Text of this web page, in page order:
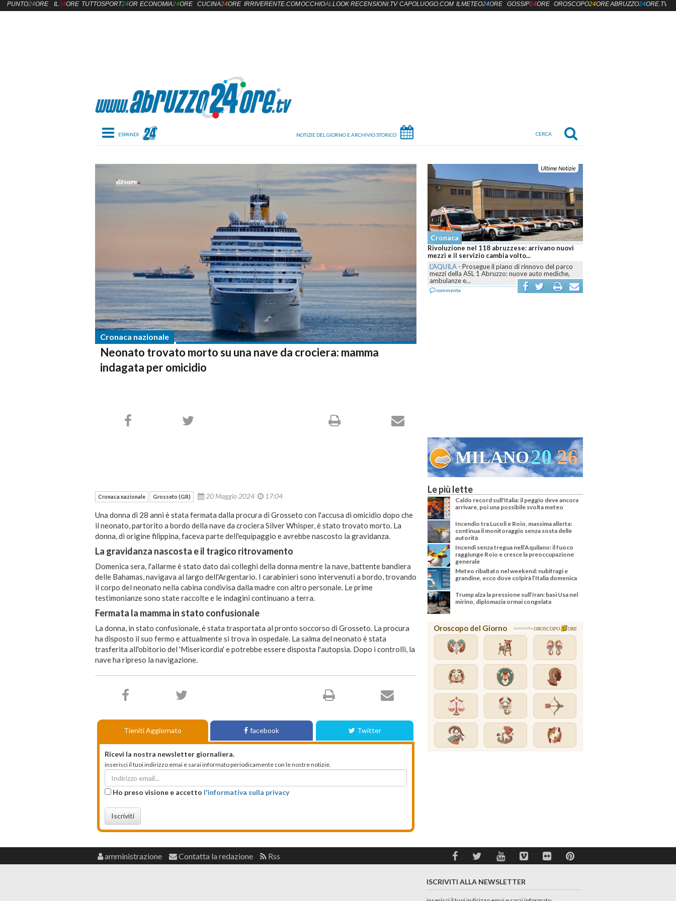
Toggle navigation
Cronaca nazionale
Neonato trovato morto su una nave da crociera: mamma
indagata per omicidio
Ultime Notizie
Cronaca
Rivoluzione nel 118 abruzzese: arrivano nuovi
mezzi e il servizio cambia volto...
L'AQUILA - Prosegue il piano di rinnovo del parco
mezzi della ASL 1 Abruzzo: nuove auto mediche,
ambulanze e...
commenta
MILANO20 26
Cronaca nazionale Grosseto (GR) 20 Maggio 2024 17:04
Una donna di 28 anni è stata fermata dalla procura di Grosseto con l'accusa di omicidio dopo che
il neonato, partorito a bordo della nave da crociera Silver Whisper, è stato trovato morto. La
donna, di origine filippina, faceva parte dell'equipaggio e avrebbe nascosto la gravidanza.
La gravidanza nascosta e il tragico ritrovamento
Domenica sera, l'allarme è stato dato dai colleghi della donna mentre la nave, battente bandiera
delle Bahamas, navigava al largo dell'Argentario. I carabinieri sono intervenuti a bordo, trovando
il corpo del neonato nella cabina condivisa dalla madre con altro personale. Le prime
testimonianze sono state raccolte e le indagini continuano a terra.
Fermata la mamma in stato confusionale
La donna, in stato confusionale, è stata trasportata al pronto soccorso di Grosseto. La procura
ha disposto il suo fermo e attualmente si trova in ospedale. La salma del neonato è stata
trasferita all'obitorio del 'Misericordia' e potrebbe essere disposta l'autopsia. Dopo i controlli, la
nave ha ripreso la navigazione.
Tieniti Aggiornato facebook Twitter
Ricevi la nostra newsletter giornaliera.
inserisci il tuoi indirizzo emai e sarai informato periodicamente con le nostre notizie.
Ho preso visione e accetto l'informativa sulla privacy
Iscriviti
Le più lette
Caldo record sull'Italia: il peggio deve ancora
arrivare, poi una possibile svolta meteo
Incendio tra Lucoli e Roio, massima allerta:
continua il monitoraggio senza sosta delle
autorità
Incendi senza tregua nell’Aquilano: il fuoco
raggiunge Roio e cresce la preoccupazione
generale
Meteo ribaltato nel weekend: nubifragi e
grandine, ecco dove colpirà l’Italia domenica
Trump alza la pressione sull’Iran: basi Usa nel
mirino, diplomazia ormai congelata
Oroscopo del Giorno powered byOROSCOPO ORE
PUNTO24ORE IL24ORE TUTTOSPORT24OREECONOMIA24ORE CUCINA24ORE IRRIVERENTE.COMOCCHIOALLOOK RECENSIONI.TV CAPOLUOGO.COM ILMETEO24ORE GOSSIP24ORE OROSCOPO24OREABRUZZO24ORE.TV
amministrazione Contatta la redazione Rss
ISCRIVITI ALLA NEWSLETTER